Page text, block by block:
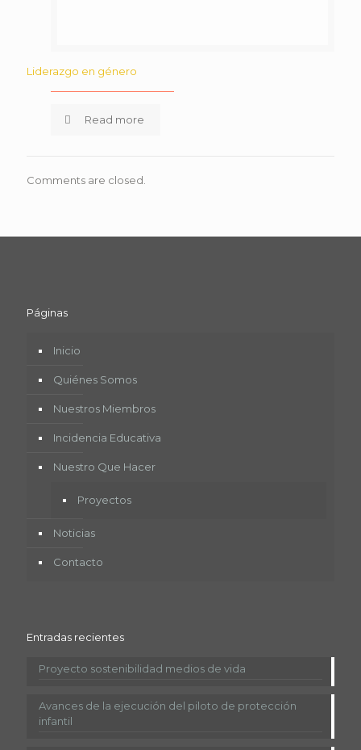
Liderazgo en género
Read more
Comments are closed.
Páginas
Inicio
Quiénes Somos
Nuestros Miembros
Incidencia Educativa
Nuestro Que Hacer
Proyectos
Noticias
Contacto
Entradas recientes
Proyecto sostenibilidad medios de vida
Avances de la ejecución del piloto de protección
infantil